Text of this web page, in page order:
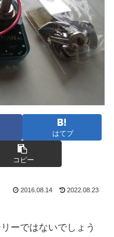
はてブ
コピー
2016.08.14 2022.08.23
ーではないでしょう